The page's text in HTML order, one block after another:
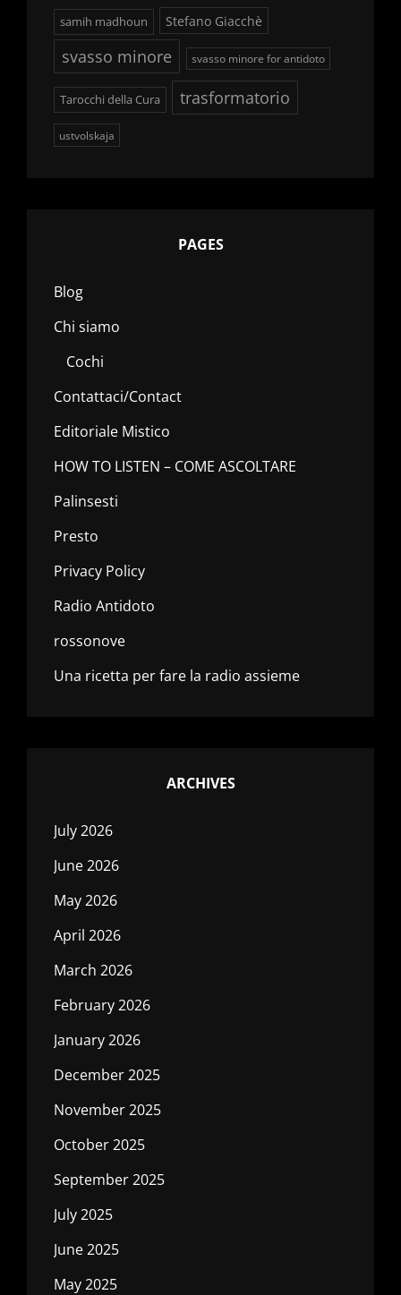
samih madhoun Stefano Giacchè
svasso minore svasso minore for antidoto
Tarocchi della Cura trasformatorio
ustvolskaja
PAGES
Blog
Chi siamo
Cochi
Contattaci/Contact
Editoriale Mistico
HOW TO LISTEN – COME ASCOLTARE
Palinsesti
Presto
Privacy Policy
Radio Antidoto
rossonove
Una ricetta per fare la radio assieme
ARCHIVES
July 2026
June 2026
May 2026
April 2026
March 2026
February 2026
January 2026
December 2025
November 2025
October 2025
September 2025
July 2025
June 2025
May 2025